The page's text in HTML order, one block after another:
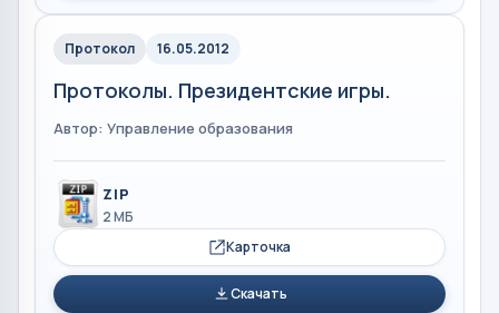
Протокол 16.05.2012
Протоколы. Президентские игры.
Автор: Управление образования
ZIP
2 МБ
Карточка
Скачать